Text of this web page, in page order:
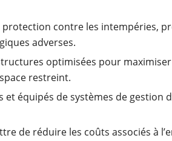
contre les intempéries,
adverses.
optimisées pour maximiser
restreint.
équipés de systèmes de gestion
de réduire les coûts associés à